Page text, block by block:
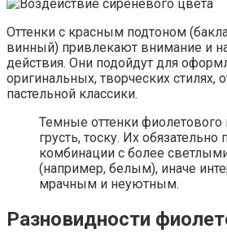
Оттенки с красным подтоном
винный) привлекают внимание и
действия. Они подойдут для
оригинальных, творческих стилях,
пастельной классики.
Темные оттенки
грусть, тоску. Их
комбинации с более
(например, белым), иначе
мрачным и неуютным.
Разновидности